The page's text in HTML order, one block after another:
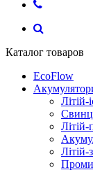
Каталог товаров
EcoFlow